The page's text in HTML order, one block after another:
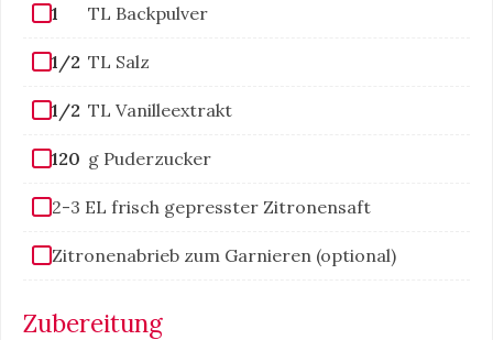
1 TL Backpulver
1/2 TL Salz
1/2 TL Vanilleextrakt
120 g Puderzucker
2-3 EL frisch gepresster Zitronensaft
Zitronenabrieb zum Garnieren (optional)
Zubereitung